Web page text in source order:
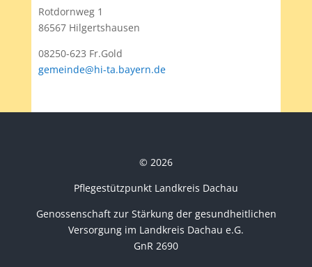
Rotdornweg 1
86567 Hilgertshausen
08250-623 Fr.Gold
gemeinde@hi-ta.bayern.de
© 2026
Pflegestützpunkt Landkreis Dachau
Genossenschaft zur Stärkung der gesundheitlichen
Versorgung im Landkreis Dachau e.G.
GnR 2690